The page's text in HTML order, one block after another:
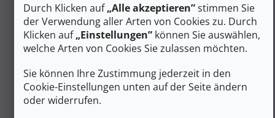
Durch Klicken auf„Alle akzeptieren”stimmen Sie
der Verwendung aller Arten von Cookies zu. Durch
Klicken auf„Einstellungen” können Sie auswählen,
welche Arten von Cookies Sie zulassen möchten.
Sie können Ihre Zustimmung jederzeit in den
Cookie-Einstellungen unten auf der Seite ändern
oder widerrufen.
Membran und stabile Vibram®-Sohle
Für absoluten Schutz vor den Launen des Bergwetters
sorgt die fortschrittliche Klimamembran **GORE-TEX®
starkem Regen, schmelzendem Schnee oder Morgentau
zuverlässig ab und leitet gleichzeitig Körperfeuchtigkeit
und Schweiß vom Fuß nach außen aus dem Schuh ab.
Maximale Sicherheit auf jedem Untergrund gewährleistet